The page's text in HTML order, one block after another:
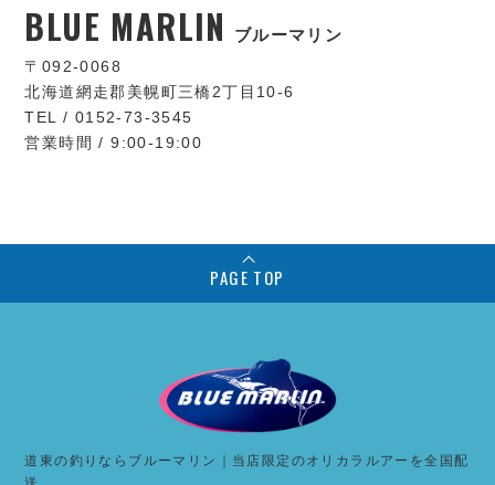
BLUE MARLIN ブルーマリン
〒092-0068
北海道網走郡美幌町三橋2丁目10-6
TEL / 0152-73-3545
営業時間 / 9:00-19:00
PAGE TOP
道東の釣りならブルーマリン｜当店限定のオリカラルアーを全国配